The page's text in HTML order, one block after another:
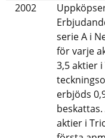
2002
serie A i
för varje
3,5 aktier
erbjöds
aktier i